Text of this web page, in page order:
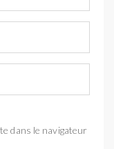
dans le navigateur